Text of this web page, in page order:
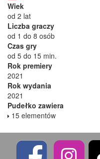
Wiek
od 2 lat
Liczba graczy
od 1 do 8 osób
Czas gry
od 5 do 15 min.
Rok premiery
2021
Rok wydania
2021
Pudełko zawiera
15 elementów